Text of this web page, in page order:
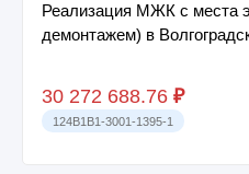
Реализация МЖК с места
демонтажем) в
30 272 688.76 ₽
124B1B1-3001-1395-1